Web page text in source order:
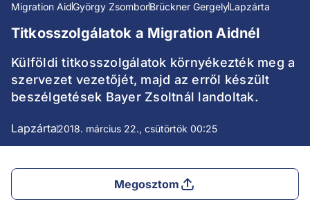
Migration AidGyörgy ZsomborBrückner GergelyLapzárta
Titkosszolgálatok a Migration Aidnél
Külföldi titkosszolgálatok környékezték meg a
szervezet vezetőjét, majd az erről készült
beszélgetések Bayer Zsoltnál landoltak.
Lapzárta2018. március 22., csütörtök 00:25
Megosztom